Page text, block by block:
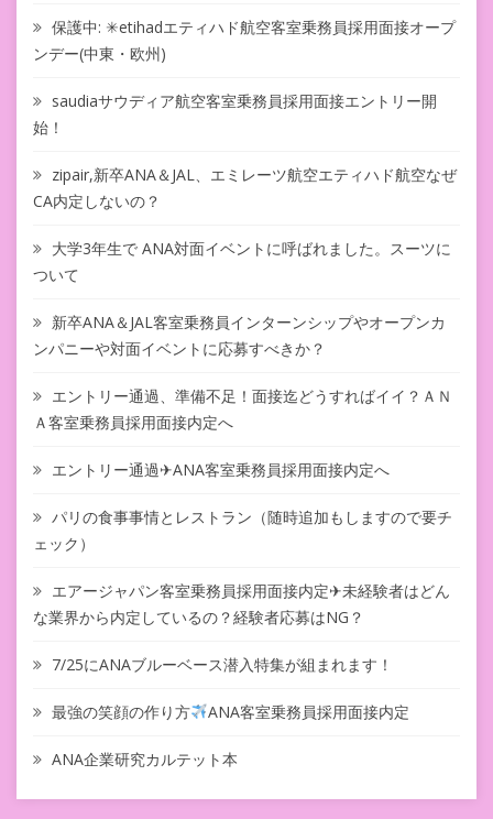
保護中: ✳︎etihadエティハド航空客室乗務員採用面接オープ
ンデー(中東・欧州)
saudiaサウディア航空客室乗務員採用面接エントリー開
始！
zipair,新卒ANA＆JAL、エミレーツ航空エティハド航空なぜ
CA内定しないの？
大学3年生で ANA対面イベントに呼ばれました。スーツに
ついて
新卒ANA＆JAL客室乗務員インターンシップやオープンカ
ンパニーや対面イベントに応募すべきか？
エントリー通過、準備不足！面接迄どうすればイイ？ＡＮ
Ａ客室乗務員採用面接内定へ
エントリー通過✈ANA客室乗務員採用面接内定へ
パリの食事事情とレストラン（随時追加もしますので要チ
ェック）
エアージャパン客室乗務員採用面接内定✈未経験者はどん
な業界から内定しているの？経験者応募はNG？
7/25にANAブルーベース潜入特集が組まれます！
最強の笑顔の作り方 ANA客室乗務員採用面接内定
ANA企業研究カルテット本